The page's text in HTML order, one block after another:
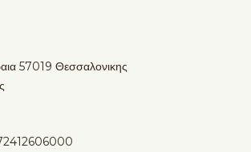
57019 Θεσσαλονικης